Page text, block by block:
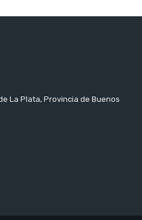
La Plata, Provincia de Buenos